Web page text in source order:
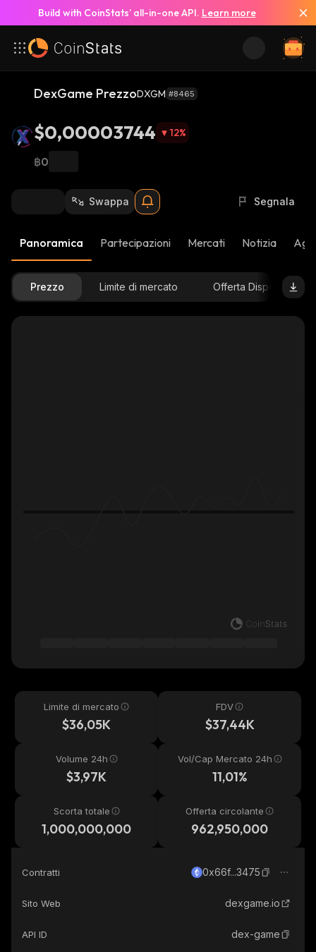
Build with CoinStats’ all-in-one API. Learn more
DexGame PrezzoDXGM #8465
$0,00003744 12%
฿0
Swappa Segnala
Panoramica Partecipazioni Mercati Notizia
Prezzo Limite di mercato Offerta Disponibile
Limite di mercato
$36,05K
FDV
$37,44K
Volume 24h
$3,97K
Vol/Cap Mercato 24h
11,01%
Scorta totale
1,000,000,000
Offerta circolante
962,950,000
Contratti 0x66f...3475
Sito Web dexgame.io
API ID dex-game